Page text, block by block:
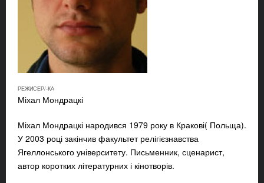
РЕЖИСЕР/-КА
Міхал Мондрацкі
Міхал Мондрацкі народився 1979 року в Кракові( Польща).
У 2003 році закінчив факультет релігієзнавства
Ягеллонського університету. Письменник, сценарист,
автор коротких літературних і кінотворів.